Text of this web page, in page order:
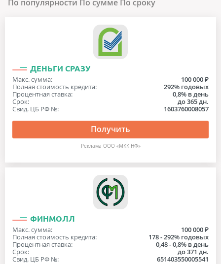
По популярности По сумме По сроку
ДЕНЬГИ СРАЗУ
Макс. сумма:
100 000 ₽
Полная стоимость кредита:
292% годовых
Процентная ставка:
0,8% в день
Срок:
до 365 дн.
Свид. ЦБ РФ №:
1603760008057
Получить
Реклама ООО «МКК НФ»
ФИНМОЛЛ
Макс. сумма:
100 000 ₽
Полная стоимость кредита:
178 - 292% годовых
Процентная ставка:
0,48 - 0,8% в день
Срок:
до 371 дн.
Свид. ЦБ РФ №:
651403550005541